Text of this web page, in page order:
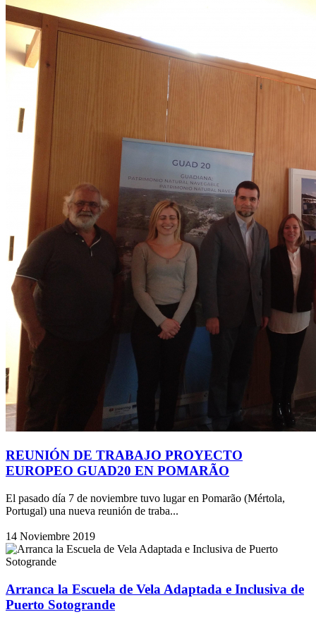
REUNIÓN DE TRABAJO PROYECTO
EUROPEO GUAD20 EN POMARÃO
El pasado día 7 de noviembre tuvo lugar en Pomarão (Mértola,
Portugal) una nueva reunión de traba...
14 Noviembre 2019
Arranca la Escuela de Vela Adaptada e Inclusiva de
Puerto Sotogrande